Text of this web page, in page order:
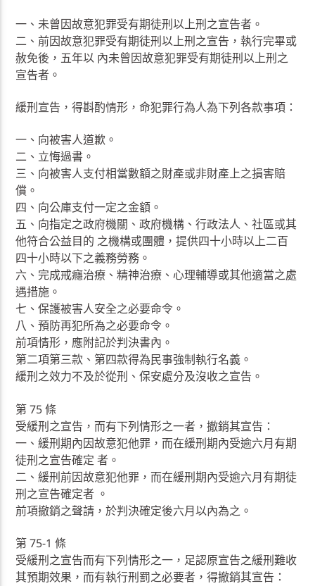
一、未曾因故意犯罪受有期徒刑以上刑之宣告者。
二、前因故意犯罪受有期徒刑以上刑之宣告，執行完畢或
赦免後，五年以 內未曾因故意犯罪受有期徒刑以上刑之
宣告者。
緩刑宣告，得斟酌情形，命犯罪行為人為下列各款事項：
一、向被害人道歉。
二、立悔過書。
三、向被害人支付相當數額之財產或非財產上之損害賠
償。
四、向公庫支付一定之金額。
五、向指定之政府機關、政府機構、行政法人、社區或其
他符合公益目的 之機構或團體，提供四十小時以上二百
四十小時以下之義務勞務。
六、完成戒癮治療、精神治療、心理輔導或其他適當之處
遇措施。
七、保護被害人安全之必要命令。
八、預防再犯所為之必要命令。
前項情形，應附記於判決書內。
第二項第三款、第四款得為民事強制執行名義。
緩刑之效力不及於從刑、保安處分及沒收之宣告。
第 75 條
受緩刑之宣告，而有下列情形之一者，撤銷其宣告：
一、緩刑期內因故意犯他罪，而在緩刑期內受逾六月有期
徒刑之宣告確定 者。
二、緩刑前因故意犯他罪，而在緩刑期內受逾六月有期徒
刑之宣告確定者 。
前項撤銷之聲請，於判決確定後六月以內為之。
第 75-1 條
受緩刑之宣告而有下列情形之一，足認原宣告之緩刑難收
其預期效果，而有執行刑罰之必要者，得撤銷其宣告：